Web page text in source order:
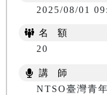
2025/08/01
名 額
20
講 師
NTSO臺灣青